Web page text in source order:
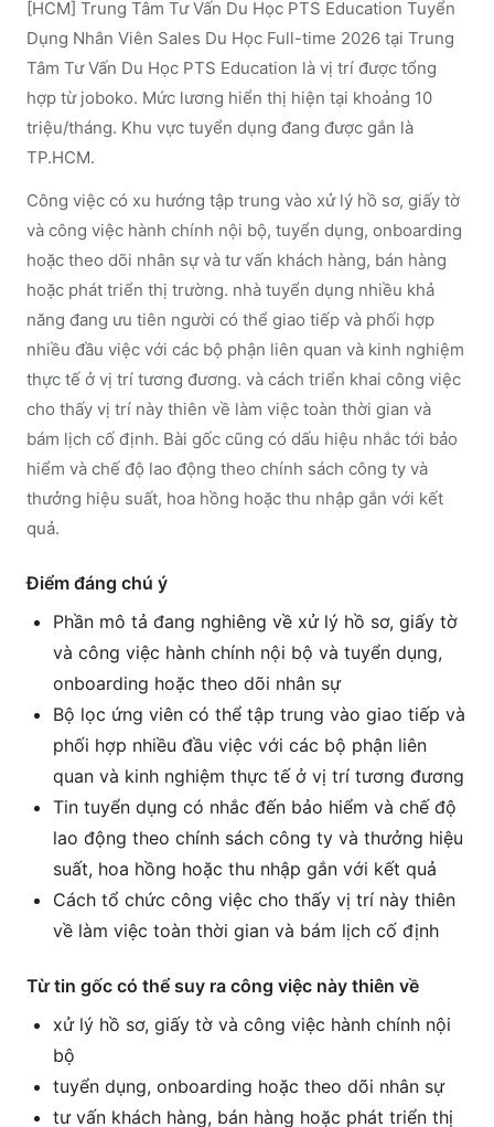
[HCM] Trung Tâm Tư Vấn Du Học PTS Education Tuyển
Dụng Nhân Viên Sales Du Học Full-time 2026 tại Trung
Tâm Tư Vấn Du Học PTS Education là vị trí được tổng
hợp từ joboko. Mức lương hiển thị hiện tại khoảng 10
triệu/tháng. Khu vực tuyển dụng đang được gắn là
TP.HCM.
Công việc có xu hướng tập trung vào xử lý hồ sơ, giấy tờ
và công việc hành chính nội bộ, tuyển dụng, onboarding
hoặc theo dõi nhân sự và tư vấn khách hàng, bán hàng
hoặc phát triển thị trường. nhà tuyển dụng nhiều khả
năng đang ưu tiên người có thể giao tiếp và phối hợp
nhiều đầu việc với các bộ phận liên quan và kinh nghiệm
thực tế ở vị trí tương đương. và cách triển khai công việc
cho thấy vị trí này thiên về làm việc toàn thời gian và
bám lịch cố định. Bài gốc cũng có dấu hiệu nhắc tới bảo
hiểm và chế độ lao động theo chính sách công ty và
thưởng hiệu suất, hoa hồng hoặc thu nhập gắn với kết
quả.
Điểm đáng chú ý
Phần mô tả đang nghiêng về xử lý hồ sơ, giấy tờ
và công việc hành chính nội bộ và tuyển dụng,
onboarding hoặc theo dõi nhân sự
Bộ lọc ứng viên có thể tập trung vào giao tiếp và
phối hợp nhiều đầu việc với các bộ phận liên
quan và kinh nghiệm thực tế ở vị trí tương đương
Tin tuyển dụng có nhắc đến bảo hiểm và chế độ
lao động theo chính sách công ty và thưởng hiệu
suất, hoa hồng hoặc thu nhập gắn với kết quả
Cách tổ chức công việc cho thấy vị trí này thiên
về làm việc toàn thời gian và bám lịch cố định
Từ tin gốc có thể suy ra công việc này thiên về
xử lý hồ sơ, giấy tờ và công việc hành chính nội
bộ
tuyển dụng, onboarding hoặc theo dõi nhân sự
tư vấn khách hàng, bán hàng hoặc phát triển thị